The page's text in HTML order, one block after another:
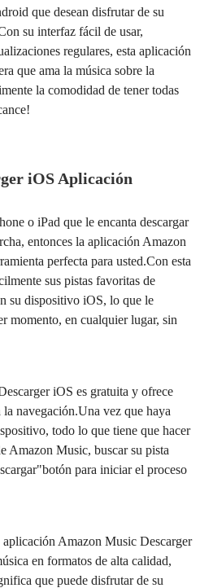
que desean disfrutar de su
su interfaz fácil de usar,
regulares, esta aplicación
que ama la música sobre la
la comodidad de tener todas
iOS Aplicación
o iPad que le encanta descargar
entonces la aplicación Amazon
perfecta para usted.Con esta
sus pistas favoritas de
su dispositivo iOS, lo que le
momento, en cualquier lugar, sin
iOS es gratuita y ofrece
navegación.Una vez que haya
todo lo que tiene que hacer
Amazon Music, buscar su pista
para iniciar el proceso
aplicación Amazon Music Descarger
en formatos de alta calidad,
que puede disfrutar de su